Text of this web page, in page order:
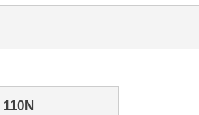
110N